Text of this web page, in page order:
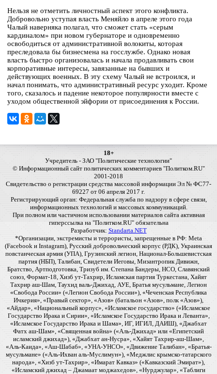
Нельзя не отметить личностный аспект этого конфликта.
Добровольно уступая власть Меняйло в апреле этого года
Чалый наверняка полагал, что сможет стать «серым
кардиналом» при новом губернаторе и одновременно
освободиться от административной волокиты, которая
преследовала бы бизнесмена на госслужбе. Однако новая
власть быстро организовалась и начала продавливать свои
корпоративные интересы, завязанные на бывших и
действующих военных. В эту схему Чалый не встроился, и
начал понимать, что административный ресурс уходит. Кроме
того, сказалось и падение некоторое популярности вместе с
уходом общественной эйфории от присоединения к России.
18+
Учредитель - ЗАО "Политические технологии"
© Информационный сайт политических комментариев "Политком.RU"
2001-2018
Свидетельство о регистрации средства массовой информации Эл № ФС77-
69227 от 06 апреля 2017 г.
Регистрирующий орган: Федеральная служба по надзору в сфере связи,
информационных технологий и массовых коммуникаций.
При полном или частичном использовании материалов сайта активная
гиперссылка на "Политком.RU" обязательна
Разработчик: Standarta.NET
*Организации, экстремисты и террористы, запрещенные в РФ: Meta
(Facebook и Instagram), Русский добровольческий корпус (РДК), Украинская
повстанческая армия (УПА), Грузинский легион, Национал-Большевистская
партия (НБП), Талибан, Свидетели Иеговы, Мизантропик Дивижн,
Братство, Артподготовка, Тризуб им. Степана Бандеры, НСО, Славянский
союз, Формат-18, Хизб ут-Тахрир, Исламская партия Туркестана, Хайят
Тахрир аш-Шам, Таухид валь-Джихад, АУЕ, Братья мусульмане, Легион
«Свобода России» («Легион Свобода России»), «Чеченская Республика
Ичкерия», «Правый сектор», «Азов» (батальон «Азов», полк «Азов»),
«Айдар», «Национальный корпус», «Исламское государство» («Исламское
Государство Ирака и Сирии», «Исламское Государство Ирака и Леванта»,
«Исламское Государство Ирака и Шама», ИГ, ИГИЛ, ДАИШ), «Джабхат
Фатх аш-Шам», «Священная война» («Аль-Джихад» или «Египетский
исламский джихад»), «Джабхат ан-Нусра», «Хайят Тахрир-аш-Шам»,
«Аль-Каида», «Аш-Шабаб», «УНА-УНСО», «Движение Талибан», «Братья-
мусульмане» («Аль-Ихван аль-Муслимун»), «Меджлис крымско-татарского
народа», «Хизб ут-Тахрир», «Имарат Кавказ» («Кавказский Эмират»),
«Исламский джихад – Джамаат моджахедов», «Нурджулар», «Таблиги